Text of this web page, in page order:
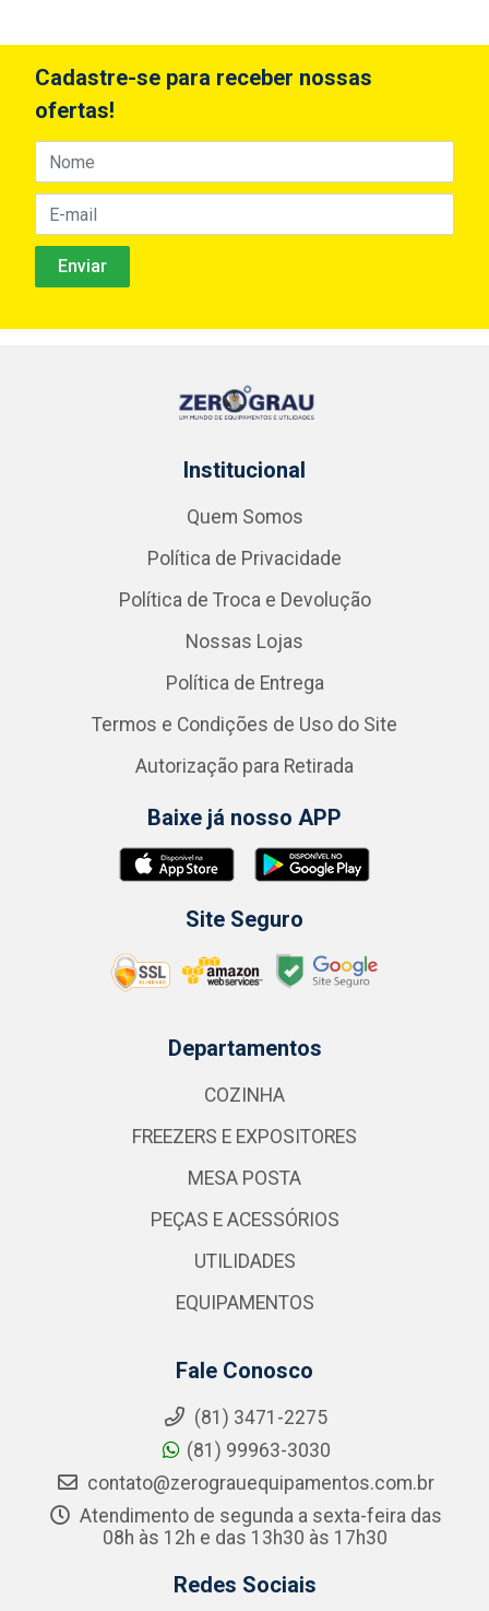
Cadastre-se para receber nossas
ofertas!
Institucional
Quem Somos
Política de Privacidade
Política de Troca e Devolução
Nossas Lojas
Política de Entrega
Termos e Condições de Uso do Site
Autorização para Retirada
Baixe já nosso APP
Site Seguro
Departamentos
COZINHA
FREEZERS E EXPOSITORES
MESA POSTA
PEÇAS E ACESSÓRIOS
UTILIDADES
EQUIPAMENTOS
Fale Conosco
(81) 3471-2275
(81) 99963-3030
contato@zerograuequipamentos.com.br
Atendimento de segunda a sexta-feira das
08h às 12h e das 13h30 às 17h30
Redes Sociais